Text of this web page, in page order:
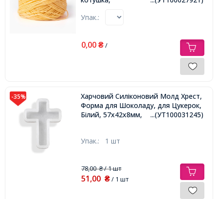
Упак.:
0,00 ₴/
-35%
Харчовий Силіконовий Молд Хрест,
Форма для Шоколаду, для Цукерок,
Білий, 57х42х8мм,
...(УТ100031245)
Упак.: 1 шт
78,00₴/ 1 шт
51,00 ₴/ 1 шт